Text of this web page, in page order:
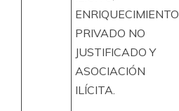
ENRIQUECIMIENTO
PRIVADO NO
JUSTIFICADO Y
ASOCIACIÓN
ILÍCITA.